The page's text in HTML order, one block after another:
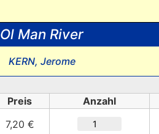
Ol Man River
KERN, Jerome
Preis
Anzahl
7,20 €